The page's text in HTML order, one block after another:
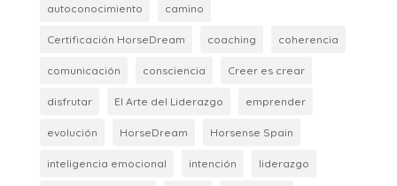
autoconocimiento camino
Certificación HorseDream coaching coherencia
comunicación consciencia Creer es crear
disfrutar El Arte del Liderazgo emprender
evolución HorseDream Horsense Spain
inteligencia emocional intención liderazgo